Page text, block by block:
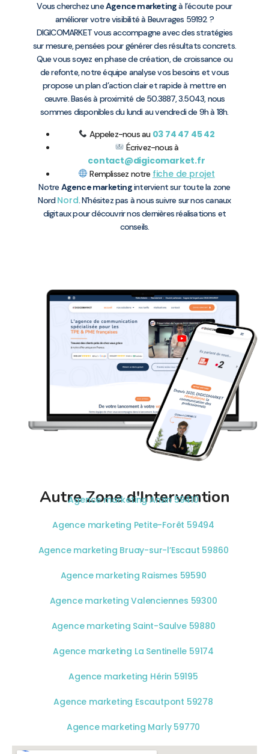
Vous cherchez uneAgence marketingà l’écoute pour
améliorer votre visibilité à Beuvrages 59192 ?
DIGICOMARKET vous accompagne avec des stratégies
sur mesure, pensées pour générer des résultats concrets.
Que vous soyez en phase de création, de croissance ou
de refonte, notre équipe analyse vos besoins et vous
propose un plan d’action clair et rapide à mettre en
œuvre. Basés à proximité de 50.3887, 3.5043, nous
sommes disponibles du lundi au vendredi de 9h à 18h.
Appelez-nous au 03 74 47 45 42
Écrivez-nous à
contact@digicomarket.fr
Remplissez notre fiche de projet
Notre Agence marketingintervient sur toute la zone
NordNord. N’hésitez pas à nous suivre sur nos canaux
digitaux pour découvrir nos dernières réalisations et
conseils.
Autre Zone d'Intervention
Agence marketing Anzin 59410
Agence marketing Petite-Forêt 59494
Agence marketing Bruay-sur-l’Escaut 59860
Agence marketing Raismes 59590
Agence marketing Valenciennes 59300
Agence marketing Saint-Saulve 59880
Agence marketing La Sentinelle 59174
Agence marketing Hérin 59195
Agence marketing Escautpont 59278
Agence marketing Marly 59770